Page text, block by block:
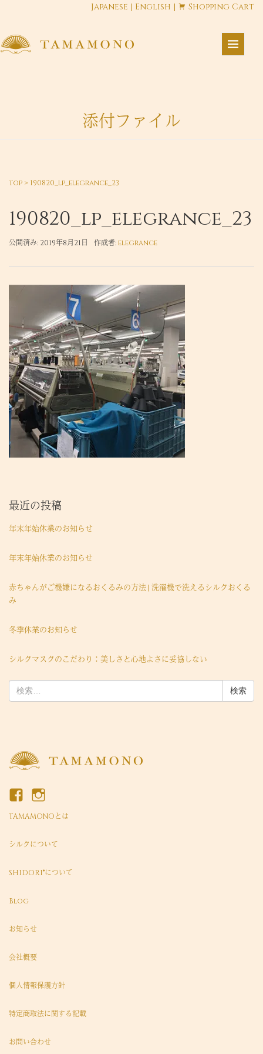
Japanese | English | Shopping Cart
添付ファイル
top > 190820_lp_elegrance_23
190820_lp_elegrance_23
公開済み: 2019年8月21日 作成者:elegrance
最近の投稿
年末年始休業のお知らせ
年末年始休業のお知らせ
赤ちゃんがご機嫌になるおくるみの方法 | 洗濯機で洗えるシルクおくる
み
冬季休業のお知らせ
シルクマスクのこだわり：美しさと心地よさに妥協しない
索:
TAMAMONOとは
シルクについて
SHIDORI®について
Blog
お知らせ
会社概要
個人情報保護方針
特定商取法に関する記載
お問い合わせ